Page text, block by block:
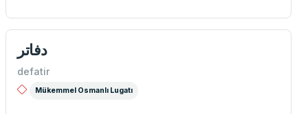
دفاتر
defatir
Mükemmel Osmanlı Lugatı